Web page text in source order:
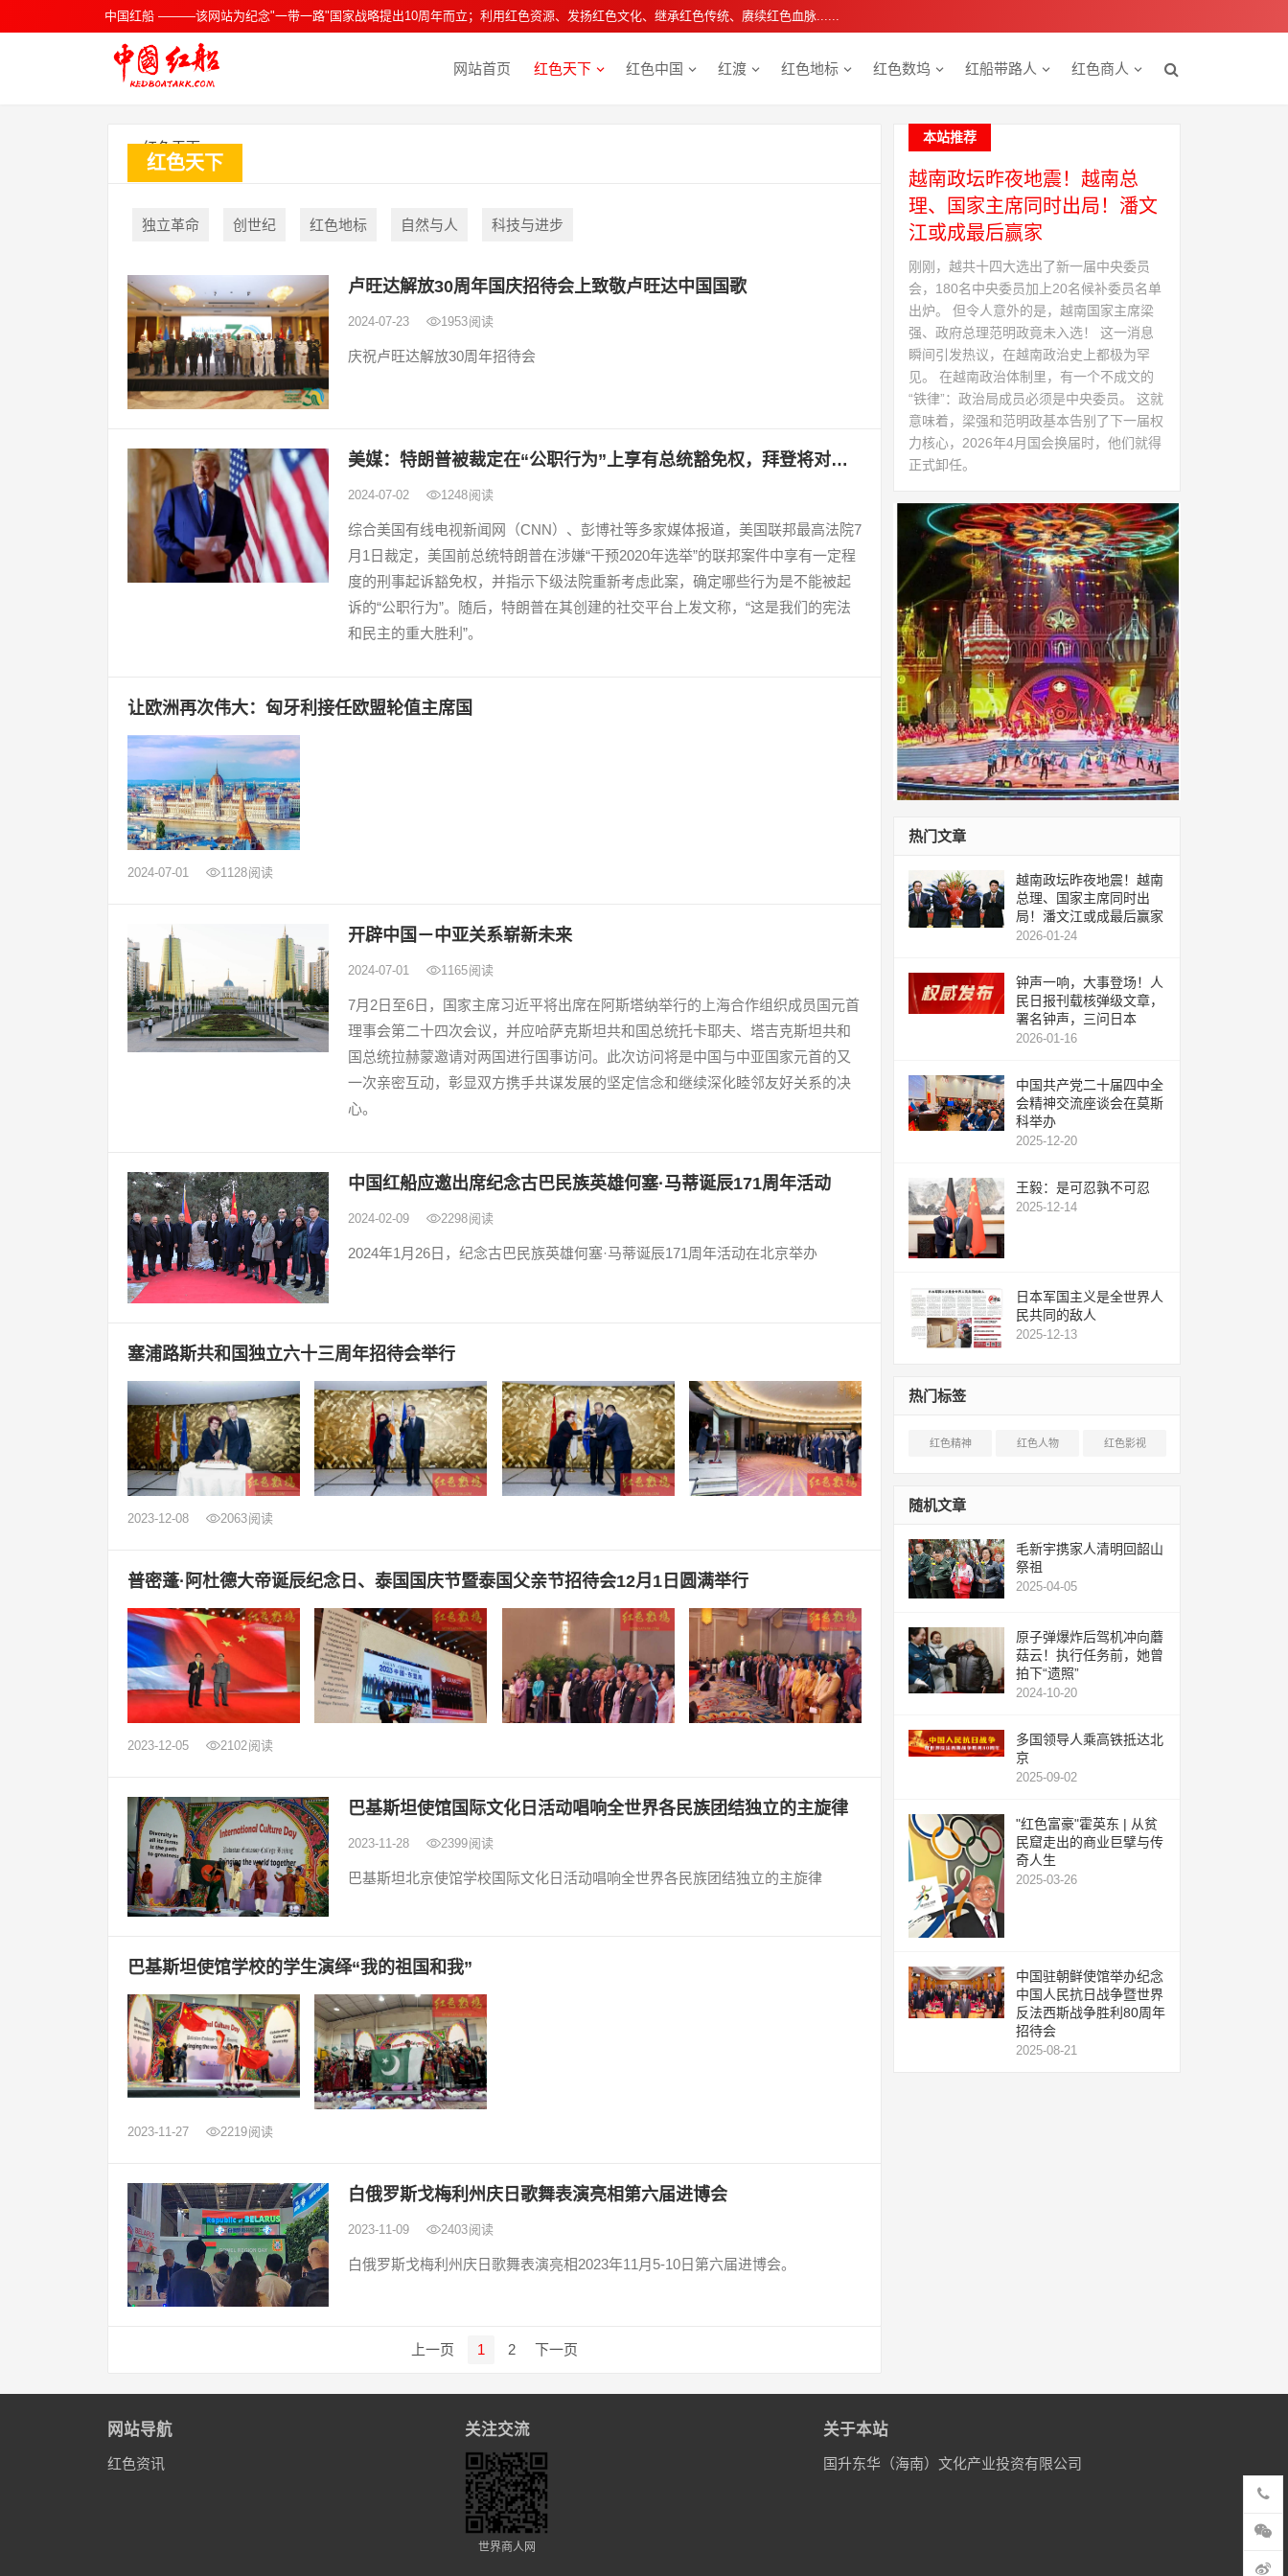
中国红船 ———该网站为纪念"一带一路"国家战略提出10周年而立；利用红色资源、发扬红色文化、继承红色传统、赓续红色血脉......
网站首页 红色天下 红色中国 红渡 红色地标 红色数坞 红船带路人 红色商人
红色天下
独立革命 创世纪 红色地标 自然与人 科技与进步
卢旺达解放30周年国庆招待会上致敬卢旺达中国国歌
2024-07-23 1953阅读
庆祝卢旺达解放30周年招待会
美媒：特朗普被裁定在“公职行为”上享有总统豁免权，拜登将对此发表讲话
2024-07-02 1248阅读
综合美国有线电视新闻网（CNN）、彭博社等多家媒体报道，美国联邦最高法院7
月1日裁定，美国前总统特朗普在涉嫌“干预2020年选举”的联邦案件中享有一定程
度的刑事起诉豁免权，并指示下级法院重新考虑此案，确定哪些行为是不能被起
诉的“公职行为”。随后，特朗普在其创建的社交平台上发文称，“这是我们的宪法
和民主的重大胜利”。
让欧洲再次伟大：匈牙利接任欧盟轮值主席国
2024-07-01 1128阅读
开辟中国－中亚关系崭新未来
2024-07-01 1165阅读
7月2日至6日，国家主席习近平将出席在阿斯塔纳举行的上海合作组织成员国元首
理事会第二十四次会议，并应哈萨克斯坦共和国总统托卡耶夫、塔吉克斯坦共和
国总统拉赫蒙邀请对两国进行国事访问。此次访问将是中国与中亚国家元首的又
一次亲密互动，彰显双方携手共谋发展的坚定信念和继续深化睦邻友好关系的决
心。
中国红船应邀出席纪念古巴民族英雄何塞·马蒂诞辰171周年活动
2024-02-09 2298阅读
2024年1月26日，纪念古巴民族英雄何塞·马蒂诞辰171周年活动在北京举办
塞浦路斯共和国独立六十三周年招待会举行
2023-12-08 2063阅读
普密蓬·阿杜德大帝诞辰纪念日、泰国国庆节暨泰国父亲节招待会12月1日圆满举行
2023-12-05 2102阅读
巴基斯坦使馆国际文化日活动唱响全世界各民族团结独立的主旋律
2023-11-28 2399阅读
巴基斯坦北京使馆学校国际文化日活动唱响全世界各民族团结独立的主旋律
巴基斯坦使馆学校的学生演绎“我的祖国和我”
2023-11-27 2219阅读
白俄罗斯戈梅利州庆日歌舞表演亮相第六届进博会
2023-11-09 2403阅读
白俄罗斯戈梅利州庆日歌舞表演亮相2023年11月5-10日第六届进博会。
上一页 1 2 下一页
本站推荐
越南政坛昨夜地震！越南总
理、国家主席同时出局！潘文
江或成最后赢家
刚刚，越共十四大选出了新一届中央委员
会，180名中央委员加上20名候补委员名单
出炉。 但令人意外的是，越南国家主席梁
强、政府总理范明政竟未入选！ 这一消息
瞬间引发热议，在越南政治史上都极为罕
见。 在越南政治体制里，有一个不成文的
“铁律”：政治局成员必须是中央委员。 这就
意味着，梁强和范明政基本告别了下一届权
力核心，2026年4月国会换届时，他们就得
正式卸任。
热门文章
越南政坛昨夜地震！越南
总理、国家主席同时出
局！潘文江或成最后赢家
2026-01-24
钟声一响，大事登场！人
民日报刊载核弹级文章，
署名钟声，三问日本
2026-01-16
中国共产党二十届四中全
会精神交流座谈会在莫斯
科举办
2025-12-20
王毅：是可忍孰不可忍
2025-12-14
日本军国主义是全世界人
民共同的敌人
2025-12-13
热门标签
红色精神 红色人物 红色影视
随机文章
毛新宇携家人清明回韶山
祭祖
2025-04-05
原子弹爆炸后驾机冲向蘑
菇云！执行任务前，她曾
拍下“遗照”
2024-10-20
多国领导人乘高铁抵达北
京
2025-09-02
"红色富豪"霍英东 | 从贫
民窟走出的商业巨擘与传
奇人生
2025-03-26
中国驻朝鲜使馆举办纪念
中国人民抗日战争暨世界
反法西斯战争胜利80周年
招待会
2025-08-21
网站导航
红色资讯
关注交流
世界商人网
关于本站
国升东华（海南）文化产业投资有限公司